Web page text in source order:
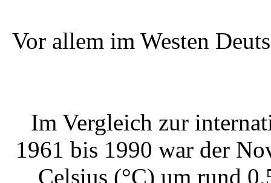
Vor allem im Westen
Im Vergleich zur
1961 bis 1990 war der
Celsius (°C) um rund